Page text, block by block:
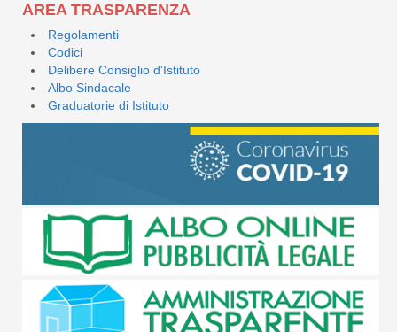
AREA TRASPARENZA
Regolamenti
Codici
Delibere Consiglio d'Istituto
Albo Sindacale
Graduatorie di Istituto